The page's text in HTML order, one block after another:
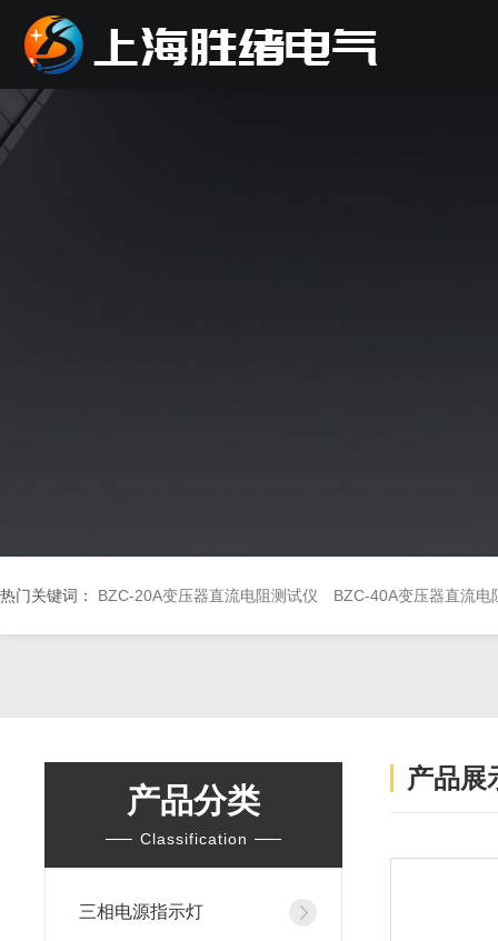
热门关键词： BZC-20A变压器直流电阻测试仪 BZC-40A变压器直流电
产品分类
Classification
三相电源指示灯
产品展